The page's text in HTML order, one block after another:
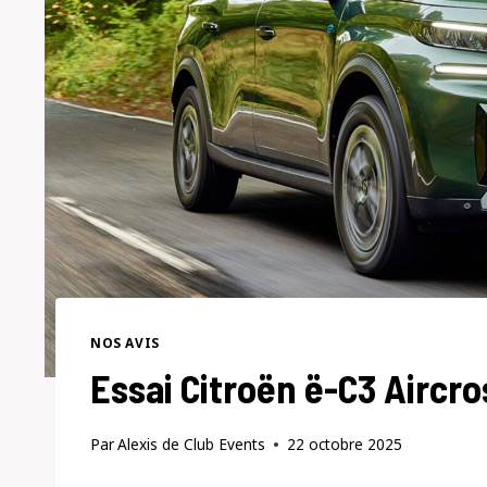
NOS AVIS
Essai Citroën ë-C3
ParAlexis de Club Events 22 octobre 2025